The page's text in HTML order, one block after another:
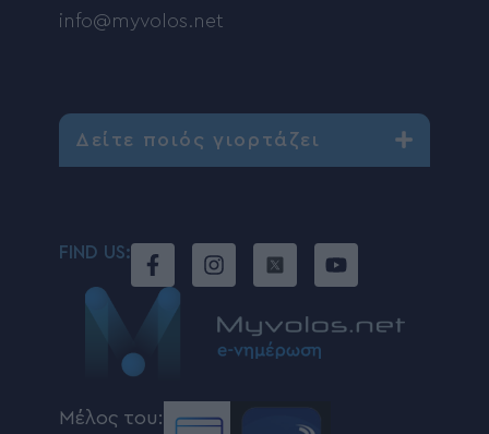
info@myvolos.net
Δείτε ποιός γιορτάζει
FIND US:
Μέλος του: